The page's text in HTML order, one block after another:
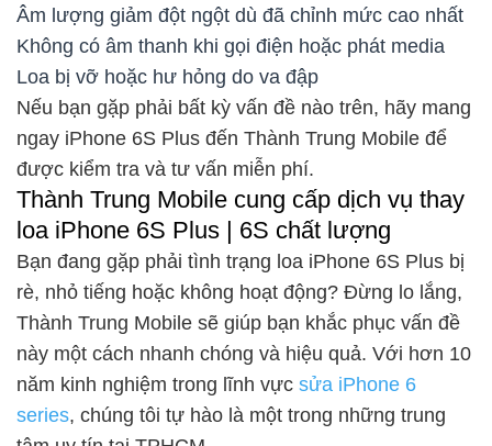
Âm lượng giảm đột ngột dù đã chỉnh mức cao nhất
Không có âm thanh khi gọi điện hoặc phát media
Loa bị vỡ hoặc hư hỏng do va đập
Nếu bạn gặp phải bất kỳ vấn đề nào trên, hãy mang
ngay iPhone 6S Plus đến Thành Trung Mobile để
được kiểm tra và tư vấn miễn phí.
Thành Trung Mobile cung cấp dịch vụ thay
loa iPhone 6S Plus | 6S chất lượng
Bạn đang gặp phải tình trạng loa iPhone 6S Plus bị
rè, nhỏ tiếng hoặc không hoạt động? Đừng lo lắng,
Thành Trung Mobile sẽ giúp bạn khắc phục vấn đề
này một cách nhanh chóng và hiệu quả. Với hơn 10
năm kinh nghiệm trong lĩnh vực sửa iPhone 6
series, chúng tôi tự hào là một trong những trung